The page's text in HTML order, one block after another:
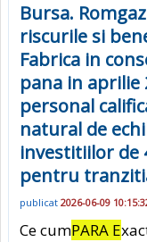
Bursa.
riscurile si
Fabrica in
pana in aprilie
personal
natural de
investitiilor de
pentru
publicat 2026-06-09
Ce cumPARA E